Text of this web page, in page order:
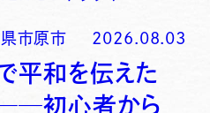
市原市 2026.08.03
平和を伝えた
──初心者から